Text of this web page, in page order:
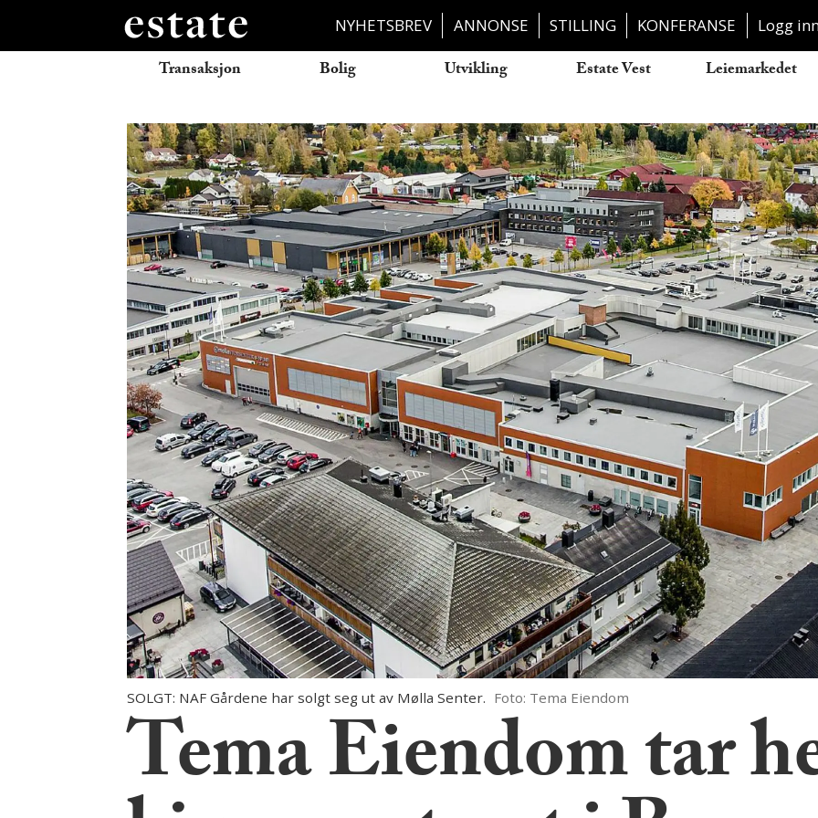
NYHETSBREV ANNONSE STILLING KONFERANSE Logg
Transaksjon Bolig Utvikling Estate Vest Leiemarkedet
SOLGT: NAF Gårdene har solgt seg ut av Mølla Senter. Foto: Tema Eiendom
Tema Eiendom tar